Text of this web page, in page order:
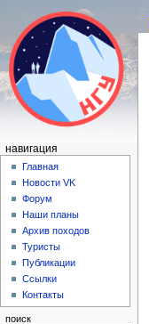
Н
я
навигация
Главная
Новости VK
Форум
Наши планы
Архив походов
Туристы
Публикации
Ссылки
Контакты
поиск